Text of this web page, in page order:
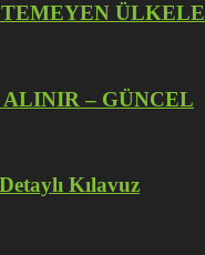
– GÜNCEL
Kılavuz